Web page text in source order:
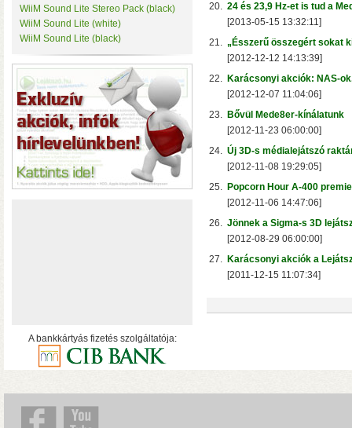
AV1 4K Plus – 4K-s
hálózatról
• USB 3.2 Gen2
20. 24 és 23,9 Hz-et is tud a
[2013-05-15 13:32:11]
21. „Ésszerű összegért sokat
[2012-12-12 14:13:39]
22. Karácsonyi akciók: NAS-
[2012-12-07 11:04:06]
23. Bővül Mede8er-kínálatunk
[2012-11-23 06:00:00]
24. Új 3D-s médialejátszó
[2012-11-08 19:29:05]
25. Popcorn Hour A-400
[2012-11-06 14:47:06]
26. Jönnek a Sigma-s 3D
[2012-08-29 06:00:00]
27. Karácsonyi akciók a
[2011-12-15 11:07:34]
WiiM Sound Lite Stereo Pack (black)
WiiM Sound Lite (white)
WiiM Sound Lite (black)
A bankkártyás fizetés szolgáltatója: